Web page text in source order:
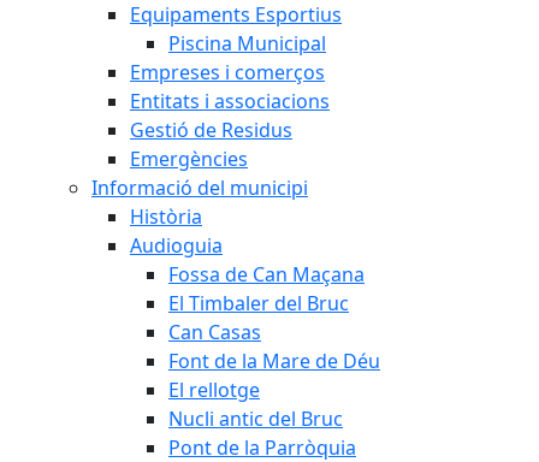
Equipaments Esportius
Piscina Municipal
Empreses i comerços
Entitats i associacions
Gestió de Residus
Emergències
Informació del municipi
Història
Audioguia
Fossa de Can Maçana
El Timbaler del Bruc
Can Casas
Font de la Mare de Déu
El rellotge
Nucli antic del Bruc
Pont de la Parròquia